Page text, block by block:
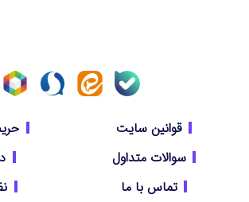
قوانین سایت
سوالات متداول
تماس با ما